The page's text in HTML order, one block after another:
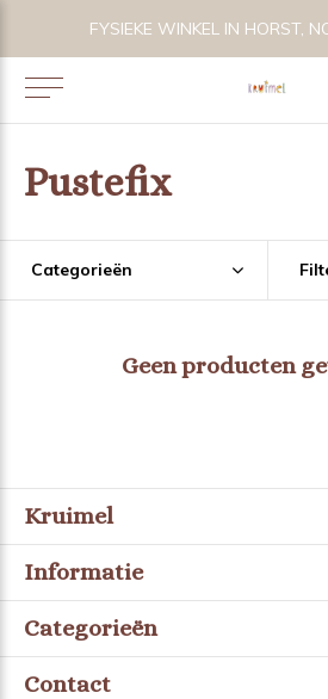
FYSIEKE WINKEL IN HORST,
Pustefix
Categorieën
Geen producten
Kruimel
Informatie
Categorieën
Contact